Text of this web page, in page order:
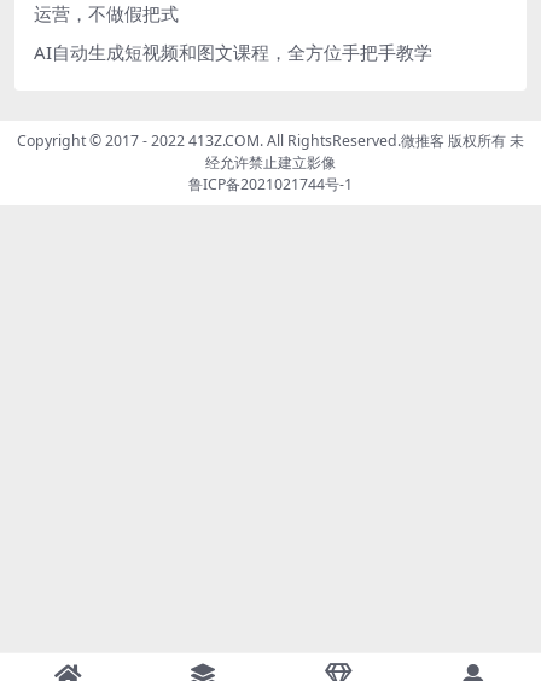
运营，不做假把式
AI自动生成短视频和图文课程，全方位手把手教学
Copyright © 2017 - 2022 413Z.COM. All RightsReserved.微推客 版权所有 未
经允许禁止建立影像
鲁ICP备2021021744号-1